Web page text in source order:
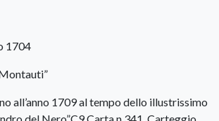
1704
all’anno 1709 al tempo dello illustrissimo